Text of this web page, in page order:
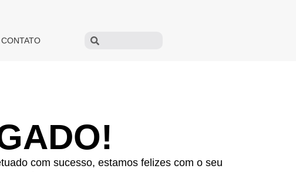
CONTATO
com sucesso, estamos felizes com o seu